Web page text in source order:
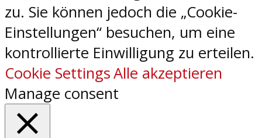
zu. Sie können jedoch die „Cookie-
Einstellungen“ besuchen, um eine
kontrollierte Einwilligung zu erteilen.
Cookie SettingsAlle akzeptieren
Manage consent